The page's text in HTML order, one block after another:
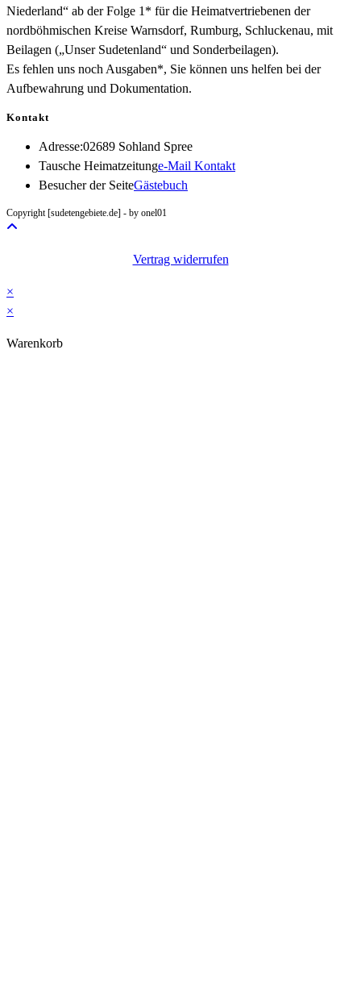
Niederland“ ab der Folge 1* für die Heimatvertriebenen der
nordböhmischen Kreise Warnsdorf, Rumburg, Schluckenau, mit
Beilagen („Unser Sudetenland“ und Sonderbeilagen).
Es fehlen uns noch Ausgaben*, Sie können uns helfen bei der
Aufbewahrung und Dokumentation.
Kontakt
Adresse:02689 Sohland Spree
Tausche Heimatzeitunge-Mail KontaktOpens
Besucher der SeiteGästebuch
Copyright [sudetengebiete.de] - by onel01
Vertrag widerrufen
×
×
Warenkorb